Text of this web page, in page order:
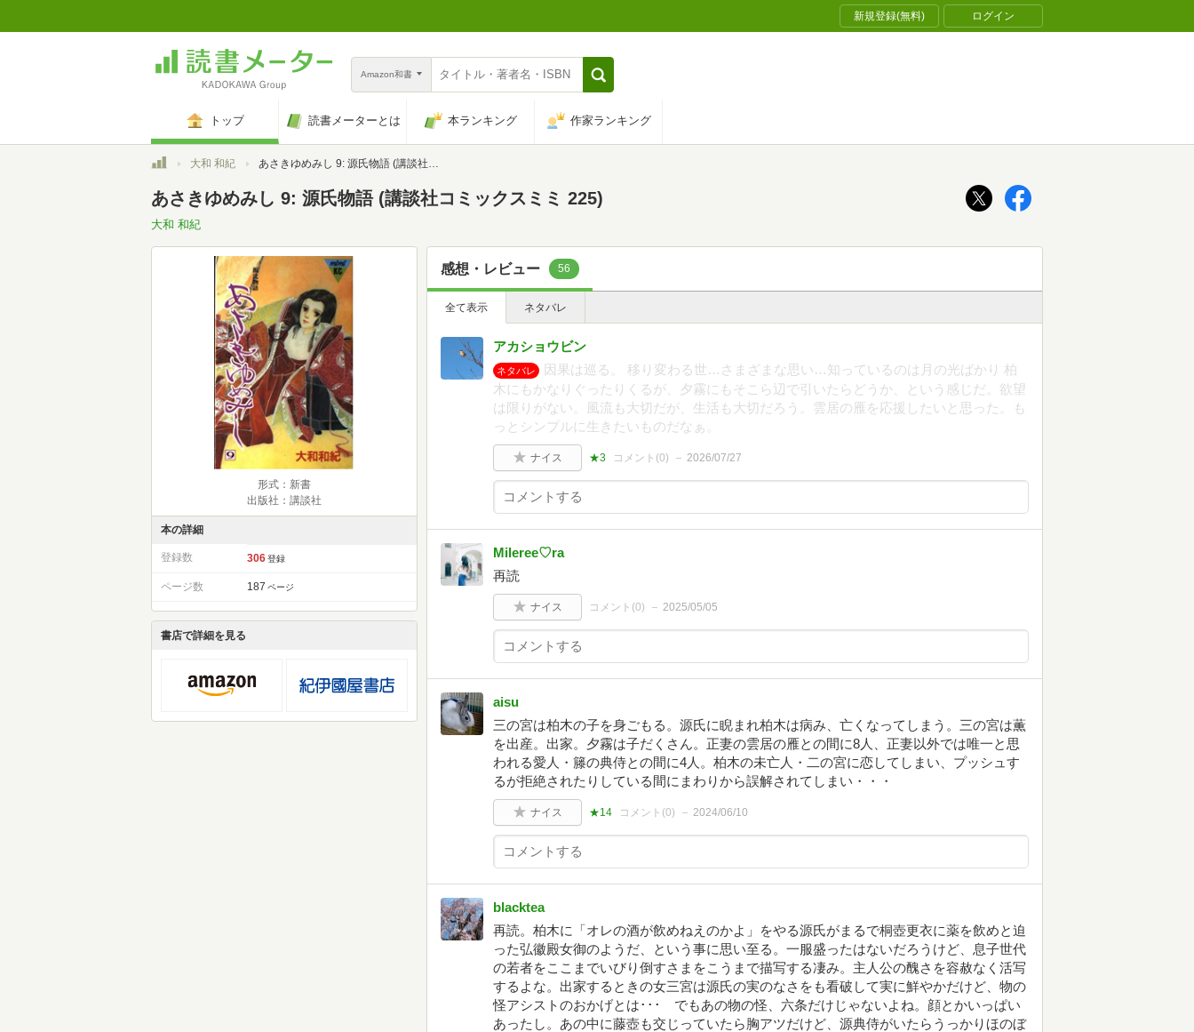
新規登録(無料) ログイン
Amazon和書
トップ 読書メーターとは 本ランキング 作家ランキング
トップ大和 和紀 あさきゆめみし 9: 源氏物語 (講談社コミックスミミ 225)
あさきゆめみし 9: 源氏物語 (講談社コミックスミミ 225)
大和 和紀
形式：新書
出版社：講談社
本の詳細
登録数 306 登録
ページ数 187 ページ
書店で詳細を見る
感想・レビュー 56
全て表示 ネタバレ
アカショウビン
ネタバレ
因果は巡る。 移り変わる世…さまざまな思い…知っているのは月の光ばかり 柏
木にもかなりぐったりくるが、夕霧にもそこら辺で引いたらどうか、という感じだ。欲望
は限りがない。風流も大切だが、生活も大切だろう。雲居の雁を応援したいと思った。も
っとシンプルに生きたいものだなぁ。
ナイス ★3 コメント(0) 2026/07/27
Mileree♡ra
再読
ナイス コメント(0) 2025/05/05
aisu
三の宮は柏木の子を身ごもる。源氏に睨まれ柏木は病み、亡くなってしまう。三の宮は薫
を出産。出家。夕霧は子だくさん。正妻の雲居の雁との間に8人、正妻以外では唯一と思
われる愛人・籐の典侍との間に4人。柏木の未亡人・二の宮に恋してしまい、プッシュす
るが拒絶されたりしている間にまわりから誤解されてしまい・・・
ナイス ★14 コメント(0) 2024/06/10
blacktea
再読。柏木に「オレの酒が飲めねえのかよ」をやる源氏がまるで桐壺更衣に薬を飲めと迫
った弘徽殿女御のようだ、という事に思い至る。一服盛ったはないだろうけど、息子世代
の若者をここまでいびり倒すさまをこうまで描写する凄み。主人公の醜さを容赦なく活写
するよな。出家するときの女三宮は源氏の実のなさをも看破して実に鮮やかだけど、物の
怪アシストのおかげとは･･･ でもあの物の怪、六条だけじゃないよね。顔とかいっぱい
あったし。あの中に藤壺も交じっていたら胸アツだけど、源典侍がいたらうっかりほのぼ